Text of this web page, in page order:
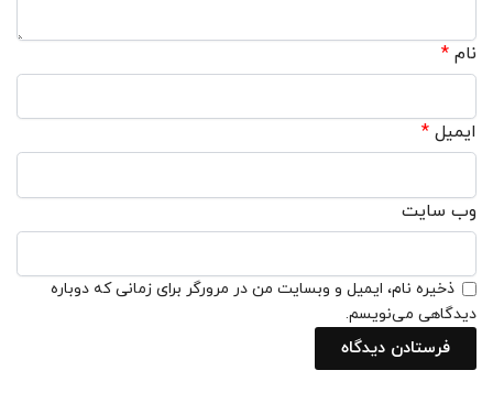
نام *
ایمیل *
وب‌ سایت
ذخیره نام، ایمیل و وبسایت من در مرورگر برای زمانی که دوباره
دیدگاهی می‌نویسم.